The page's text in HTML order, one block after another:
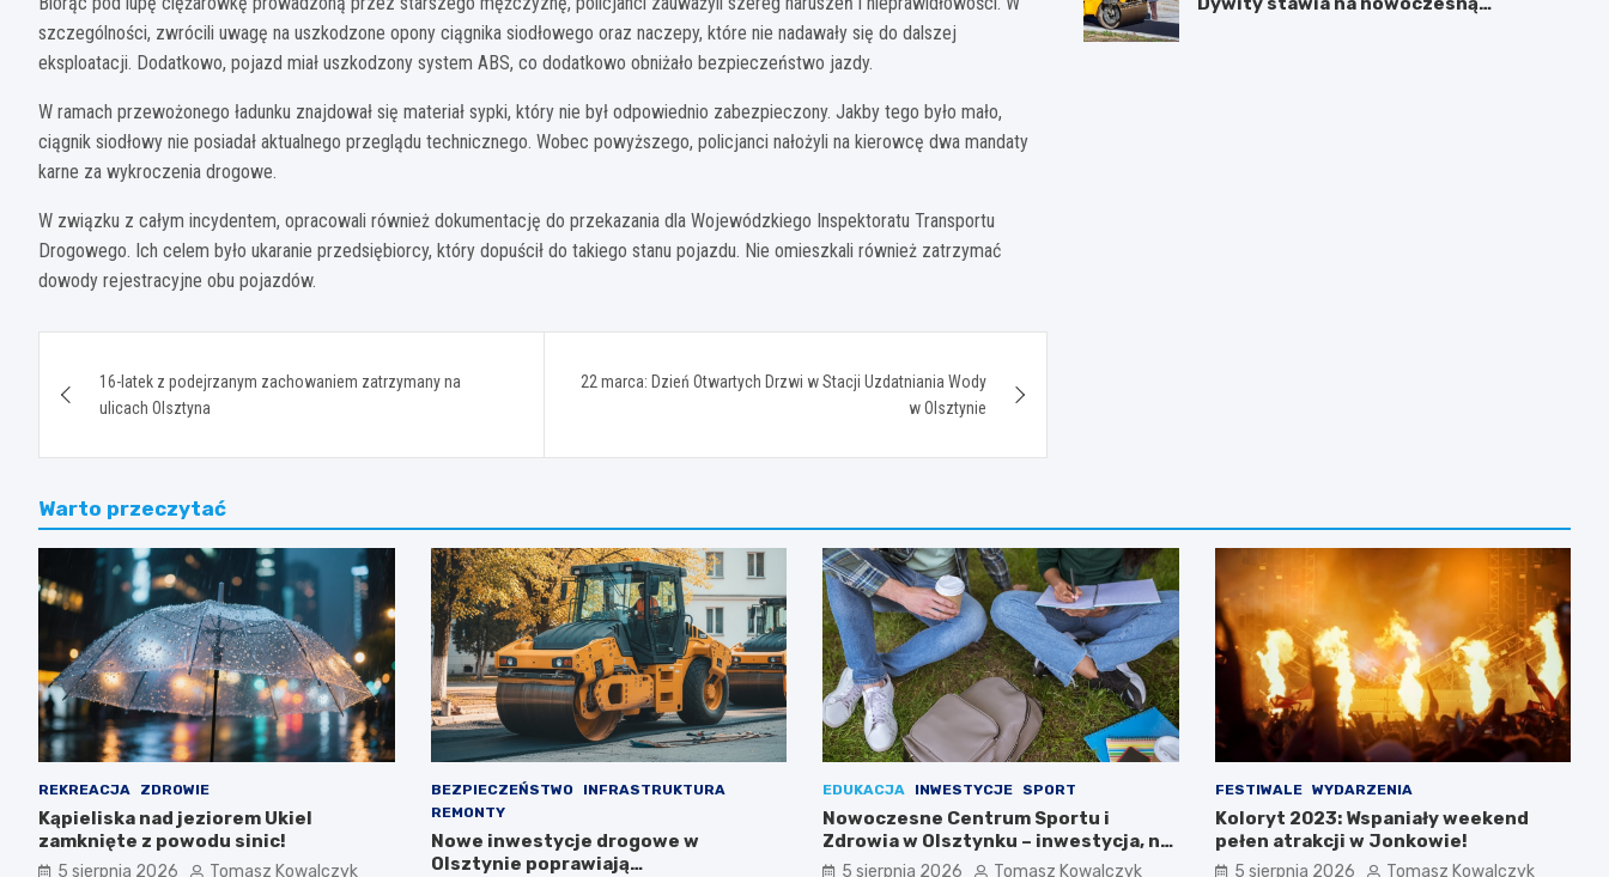
szczególności, zwrócili uwagę na uszkodzone opony ciągnika siodłowego oraz naczepy, które nie nadawały się do dalszej
eksploatacji. Dodatkowo, pojazd miał uszkodzony system ABS, co dodatkowo obniżało bezpieczeństwo jazdy.
W ramach przewożonego ładunku znajdował się materiał sypki, który nie był odpowiednio zabezpieczony. Jakby tego było mało,
ciągnik siodłowy nie posiadał aktualnego przeglądu technicznego. Wobec powyższego, policjanci nałożyli na kierowcę dwa mandaty
karne za wykroczenia drogowe.
W związku z całym incydentem, opracowali również dokumentację do przekazania dla Wojewódzkiego Inspektoratu Transportu
Drogowego. Ich celem było ukaranie przedsiębiorcy, który dopuścił do takiego stanu pojazdu. Nie omieszkali również zatrzymać
dowody rejestracyjne obu pojazdów.
wpisu
16-latek z podejrzanym zachowaniem zatrzymany na
ulicach Olsztyna
22 marca: Dzień Otwartych Drzwi w Stacji Uzdatniania Wody
w Olsztynie
Warto przeczytać
REKREACJA ZDROWIE
Kąpieliska nad jeziorem Ukiel
zamknięte z powodu sinic!
5 sierpnia 2026 Tomasz Kowalczyk
BEZPIECZEŃSTWO
INFRASTRUKTURA
REMONTY
Nowe inwestycje drogowe w
Olsztynie poprawiają
EDUKACJA INWESTYCJE SPORT
Nowoczesne Centrum Sportu i
Zdrowia w Olsztynku – inwestycja, na
którą czekali uczniowie!
5 sierpnia 2026 Tomasz Kowalczyk
FESTIWALE WYDARZENIA
Koloryt 2023: Wspaniały weekend
pełen atrakcji w Jonkowie!
5 sierpnia 2026 Tomasz Kowalczyk